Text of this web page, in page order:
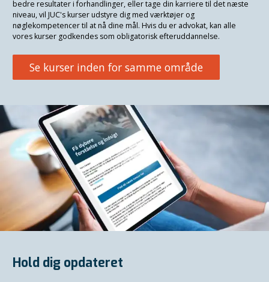
bedre resultater i forhandlinger, eller tage din karriere til det næste
niveau, vil JUC's kurser udstyre dig med værktøjer og
nøglekompetencer til at nå dine mål. Hvis du er advokat, kan alle
vores kurser godkendes som obligatorisk efteruddannelse.
Se kurser inden for samme område
Hold dig opdateret